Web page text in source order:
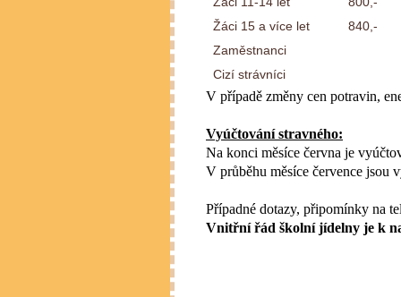
Žáci 15 a více let
840,-
Zaměstnanci
Cizí strávníci
V případě změny cen potravin,
Vyúčtování stravného:
Na konci měsíce června je
V průběhu měsíce července jsou
Případné dotazy, připomínky na
Vnitřní řád školní jídelny je k